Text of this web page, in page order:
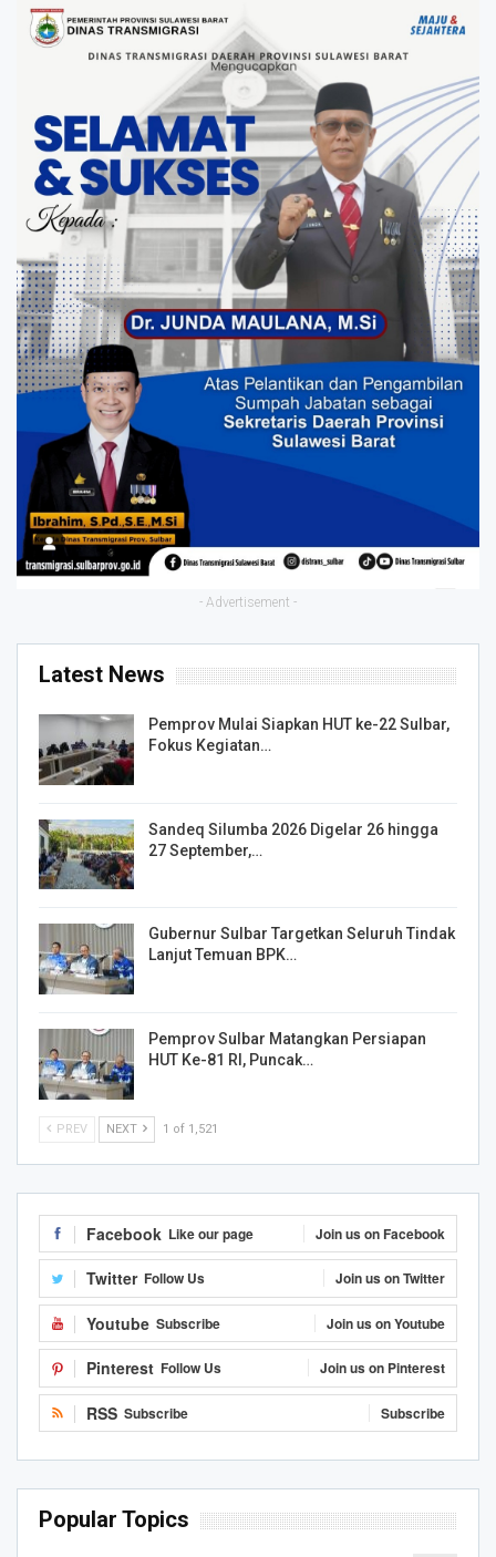
- Advertisement -
Latest News
Pemprov Mulai Siapkan HUT ke-22 Sulbar,
Fokus Kegiatan…
Sandeq Silumba 2026 Digelar 26 hingga
27 September,…
Gubernur Sulbar Targetkan Seluruh Tindak
Lanjut Temuan BPK…
Pemprov Sulbar Matangkan Persiapan
HUT Ke-81 RI, Puncak…
PREV NEXT 1 of 1,521
Facebook Like our page Join us on Facebook
Twitter Follow Us Join us on Twitter
Youtube Subscribe Join us on Youtube
Pinterest Follow Us Join us on Pinterest
RSS Subscribe Subscribe
Popular Topics